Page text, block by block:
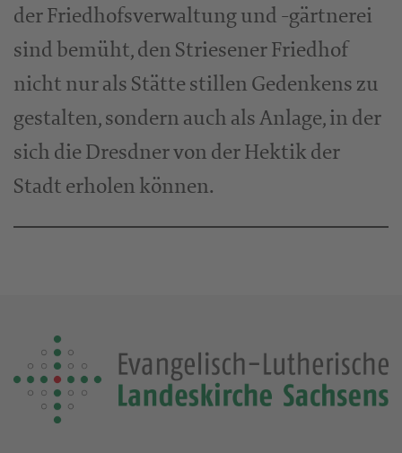
der Friedhofsverwaltung und -gärtnerei
sind bemüht, den Striesener Friedhof
nicht nur als Stätte stillen Gedenkens zu
gestalten, sondern auch als Anlage, in der
sich die Dresdner von der Hektik der
Stadt erholen können.